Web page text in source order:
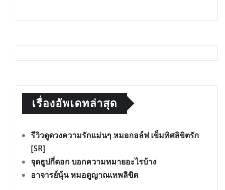
เรื่องอัพเดทล่าสุด
รีวิวดูดวงความรักแม่นๆ หมอกอล์ฟ เข็มทิศลิขิตรัก
[SR]
จุดธูปกี่ดอก บอกความหมายอะไรบ้าง
อาจารย์นุ้น หมอดูญาณเทพลิขิต